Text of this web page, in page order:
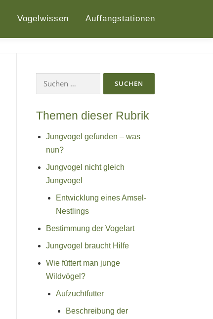
Vogelwissen Auffangstationen
nach:
Themen dieser Rubrik
Jungvogel gefunden – was
nun?
Jungvogel nicht gleich
Jungvogel
Entwicklung eines Amsel-
Nestlings
Bestimmung der Vogelart
Jungvogel braucht Hilfe
Wie füttert man junge
Wildvögel?
Aufzuchtfutter
Beschreibung der